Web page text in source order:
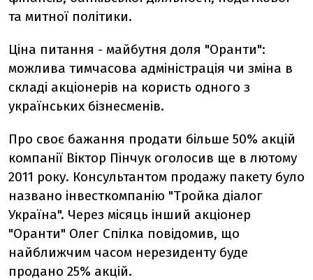
та митної політики.
Ціна питання - майбутня доля "Оранти":
можлива тимчасова адміністрація чи зміна в
складі акціонерів на користь одного з
українських бізнесменів.
Про своє бажання продати більше 50% акцій
компанії Віктор Пінчук оголосив ще в лютому
2011 року. Консультантом продажу пакету було
названо інвесткомпанію "Тройка діалог
Україна". Через місяць інший акціонер
"Оранти" Олег Спілка повідомив, що
найближчим часом нерезиденту буде
продано 25% акцій.